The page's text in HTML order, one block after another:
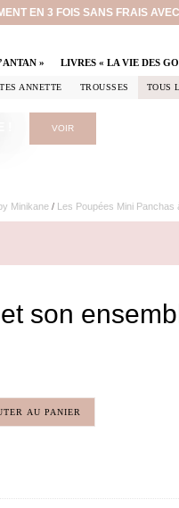
EN 3 FOIS SANS FRAIS
» LIVRES « LA VIE DES
ANNETTE TROUSSES TOUS
VOIR
Minikane / Les Poupées Mini Panchas
son
AU PANIER